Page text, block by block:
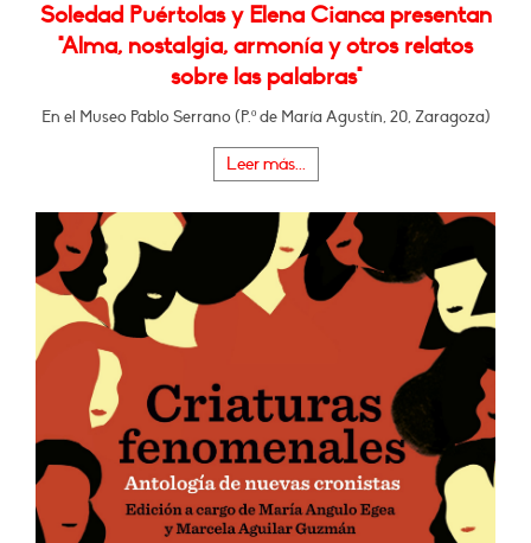
Soledad Puértolas y Elena Cianca presentan
"Alma, nostalgia, armonía y otros relatos
sobre las palabras"
En el Museo Pablo Serrano (P.º de María Agustín, 20, Zaragoza)
Leer más...